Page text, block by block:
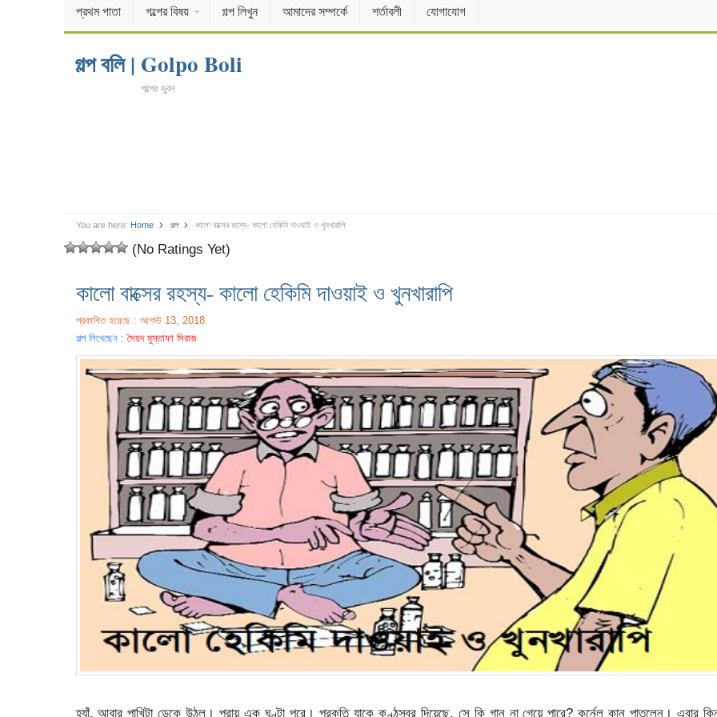
প্রথম পাতা গল্পের বিষয় গল্প লিখুন আমাদের সম্পর্কে শর্তাবলী যোগাযোগ
গল্প বলি | Golpo Boli
গল্পের ভুবন
You are here: Home গল্প কালো বাক্সের রহস্য- কালো হেকিমি দাওয়াই ও খুনখারাপি
(No Ratings Yet)
কালো বাক্সের রহস্য- কালো হেকিমি দাওয়াই ও খুনখারাপি
প্রকাশিত হয়েছে : আগস্ট 13, 2018
গল্প লিখেছেন :সৈয়দ মুস্তাফা সিরাজ
হ্যাঁ, আবার পাখিটা ডেকে উঠল। প্রায় এক ঘণ্টা পরে। প্রকৃতি যাকে কণ্ঠস্বর দিয়েছে, সে কি গান না গেয়ে পারে? কর্নেল কান পাতলেন। এবার